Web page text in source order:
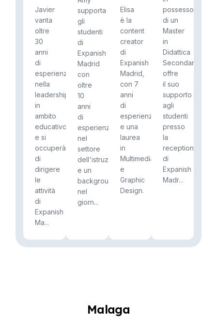
Javier
vanta
oltre
30
anni
di
esperienza
nella
leadership
in
ambito
educativo
e si
occuperà
di
dirigere
le
attività
di
Expanish
Ma...
supporta
gli
studenti
di
Expanish
Madrid
con
oltre
10
anni
di
esperienza
nel
settore
dell'istruzione
e un
background
nel
giorn...
Elisa
è la
content
creator
di
Expanish
Madrid,
con 7
anni
di
esperienza
e una
laurea
in
Multimedia
e
Graphic
Design.
possesso
di un
Master
in
Didattica
Secondaria,
offre
il suo
supporto
agli
studenti
presso
la
reception
di
Expanish
Madr...
Malaga